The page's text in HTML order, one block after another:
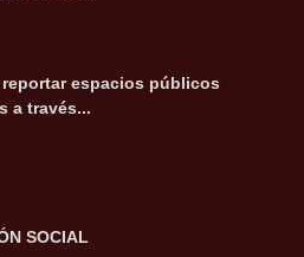
espacios públicos
a través...
SOCIAL